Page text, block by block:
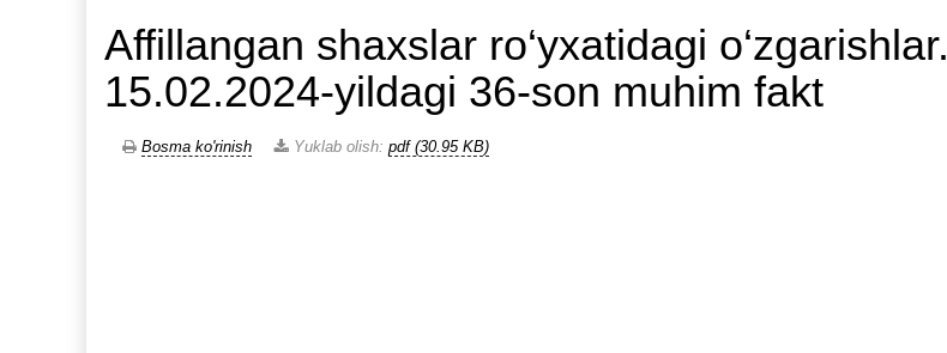
Affillangan shaxslar ro‘yxatidagi o‘zgarishlar.
15.02.2024-yildagi 36-son muhim fakt
Bosma ko'rinish Yuklab olish: pdf (30.95 KB)